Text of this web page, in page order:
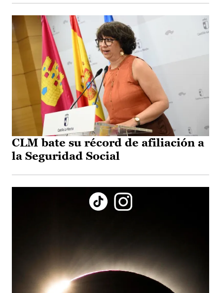
CLM bate su récord de afiliación a
la Seguridad Social